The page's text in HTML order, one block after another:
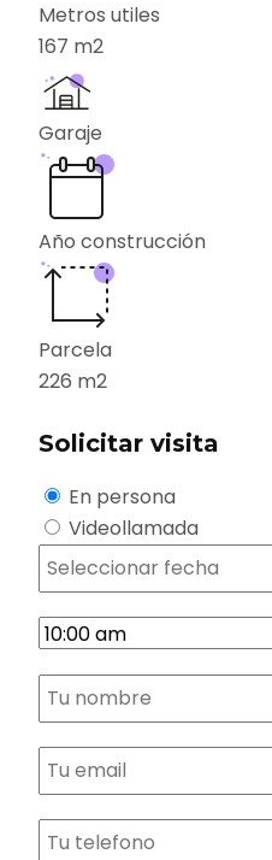
Metros utiles
167 m2
Garaje
Año construcción
Parcela
226 m2
Solicitar visita
En persona
Videollamada